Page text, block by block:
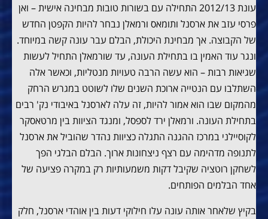
עונת 2012/13 התחילה עם בשורות טובות מבחינה אישית – ואן
פרסי עזב את ארסנל ותומאס ורמאלן נבחר להיות הקפטן החדש
של הקבוצה. אך מבחינת היכולת, הבלם עבר עונה קשה במיוחד.
ונגר עוד האמין בו בתחילת העונה, עד שורמאלן התחיל לעשות
שגיאות רבות – הוא עשה הרבה טעויות מנטליות, וכאשר אלה
השתלבו עם הנטייה ארוכת השנים שלו לשוטט במגרש הרחק
מהמקום שבו הוא אמור להיות, זה עלה לארסנל באיבודי נק' רבים
בתחילת העונה. ורמאלן ירד לספסל, ומנגד הציוות בין מרטאסקר
לקוסיילני במרכז ההגנה התגלה כציוות נהדר שהוביל את ארסנל
לתנופה מדהימה עם רצף ניצחונות ארוך. הבלם הבלגי הפך
לשחקן רוטציה שקיבל דקות משמעותיות רק במקרה פציעה של
אחד הבלמים הפותחים.
בקיץ שלאחר אותה עונה עלו חילוקי דעות בין אוהדי ארסנל, חלק